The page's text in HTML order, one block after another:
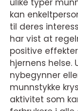
ulike typer
kan
til deres
har vist at
positive
hjernens helse.
nybegynner
munnstykke
aktivitet som